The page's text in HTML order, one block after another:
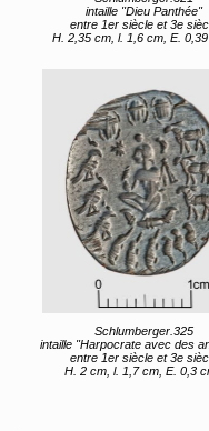
intaille "Dieu Panthée"
entre 1er siècle et 3e
H. 2,35 cm, l. 1,6 cm, E.
Schlumberger.325
intaille "Harpocrate avec des
entre 1er siècle et 3e
H. 2 cm, l. 1,7 cm, E. 0,3